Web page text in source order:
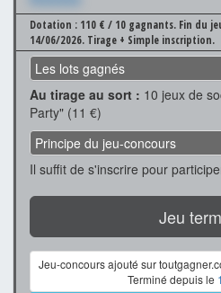
Dotation : 110 € / 10 gagnants. Fin du
14/06/2026. Tirage + Simple inscription.
Les lots gagnés
Au tirage au sort : 10 jeux de
Party" (11 €)
Principe du jeu-concours
Il suffit de s'inscrire pour
Jeu
Jeu-concours ajouté sur
Terminé depuis le